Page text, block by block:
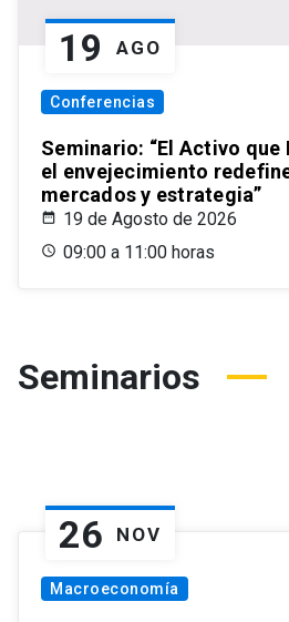
19 AGO
Conferencias
Seminario: “El Activo que
el envejecimiento
mercados y estrategia”
19 de Agosto de 2026
09:00 a 11:00 horas
Seminarios
26 NOV
Macroeconomía